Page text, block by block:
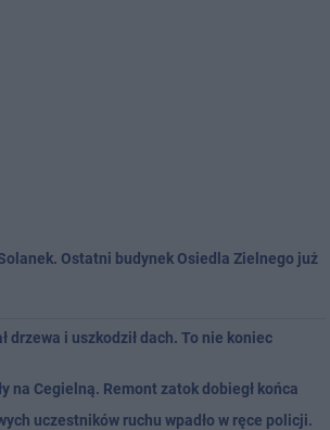
Ostatni budynek Osiedla Zielnego już
drzewa i uszkodził dach. To nie koniec
na Cegielną. Remont zatok dobiegł końca
uczestników ruchu wpadło w ręce policji.